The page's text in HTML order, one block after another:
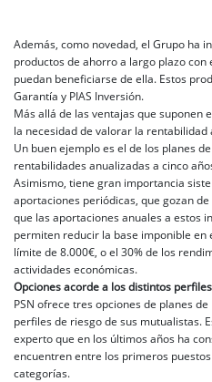
Además, como novedad, el Grupo ha
productos de ahorro a largo plazo
puedan beneficiarse de ella. Estos
Garantía y PIAS Inversión.
Más allá de las ventajas que suponen
la necesidad de valorar la
Un buen ejemplo es el de los planes
rentabilidades anualizadas a cinco
Asimismo, tiene gran importancia
aportaciones periódicas, que gozan
que las aportaciones anuales a estos
permiten reducir la base imponible en
límite de 8.000€, o el 30% de los
actividades económicas.
Opciones acorde a los distintos
PSN ofrece tres opciones de planes
perfiles de riesgo de sus mutualistas.
experto que en los últimos años ha
encuentren entre los primeros
categorías.